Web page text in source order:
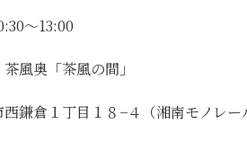
～13:00
風奥「茶風の間」
鎌倉１丁目１８−４（湘南モノレー